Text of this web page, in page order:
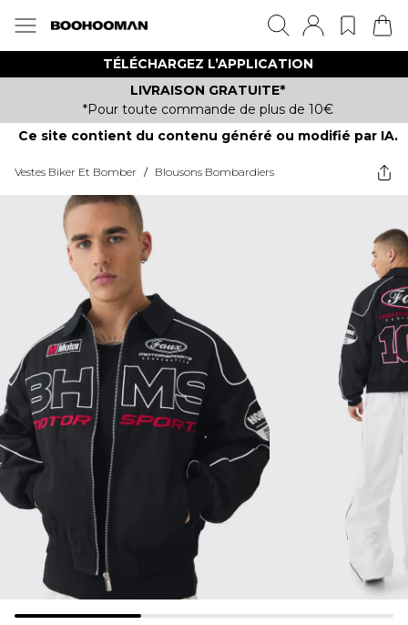
TÉLÉCHARGEZ L’APPLICATION
LIVRAISON GRATUITE*
*Pour toute commande de plus de 10€
Ce site contient du contenu généré ou modifié par IA.
Vestes Biker Et Bomber / Blousons Bombardiers